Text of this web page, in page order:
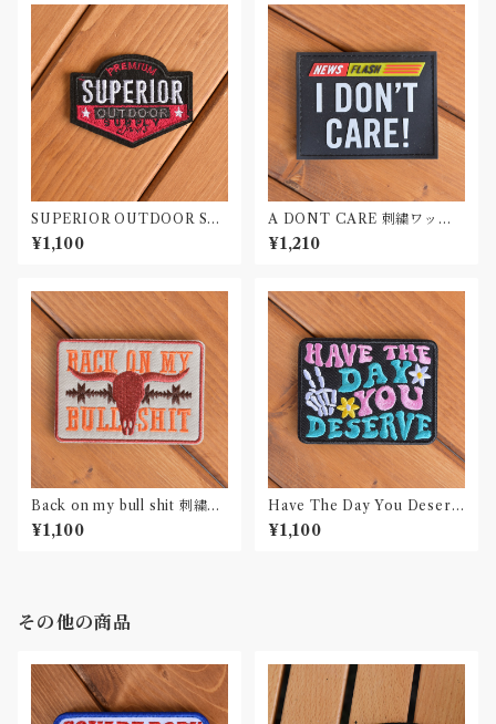
SUPERIOR OUTDOOR SU
PLY 刺繍ワッペン Patch
¥1,100
A DONT CARE 刺繍ワッペ
ン Patch
¥1,210
Back on my bull shit 刺繍ワ
ッペン Patch
¥1,100
Have The Day You Deserv
e 刺繍ワッペン Patch
¥1,100
その他の商品